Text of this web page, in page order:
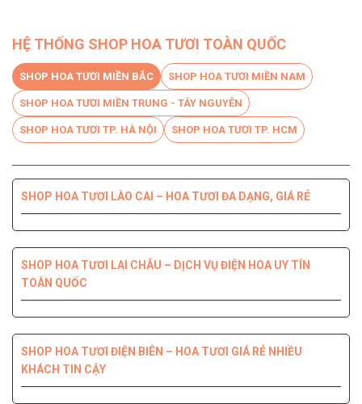
HỆ THỐNG SHOP HOA TƯƠI TOÀN QUỐC
SHOP HOA TƯƠI MIỀN BẮC SHOP HOA TƯƠI MIỀN NAM
SHOP HOA TƯƠI MIỀN TRUNG - TÂY NGUYÊN
SHOP HOA TƯƠI TP. HÀ NỘI SHOP HOA TƯƠI TP. HCM
SHOP HOA TƯƠI LÀO CAI – HOA TƯƠI ĐA DẠNG, GIÁ RẺ
SHOP HOA TƯƠI LAI CHÂU – DỊCH VỤ ĐIỆN HOA UY TÍN
TOÀN QUỐC
SHOP HOA TƯƠI ĐIỆN BIÊN – HOA TƯƠI GIÁ RẺ NHIỀU
KHÁCH TIN CẬY
LƯỢNG HÀNG ĐẦU
NHANH CHÓNG
ĐẦU
UY TÍN CHẤT LƯỢNG
SHOP HOA TƯƠI QUẬN 6 – GIÁ TỐT GIAO HOA TẬN NHÀ